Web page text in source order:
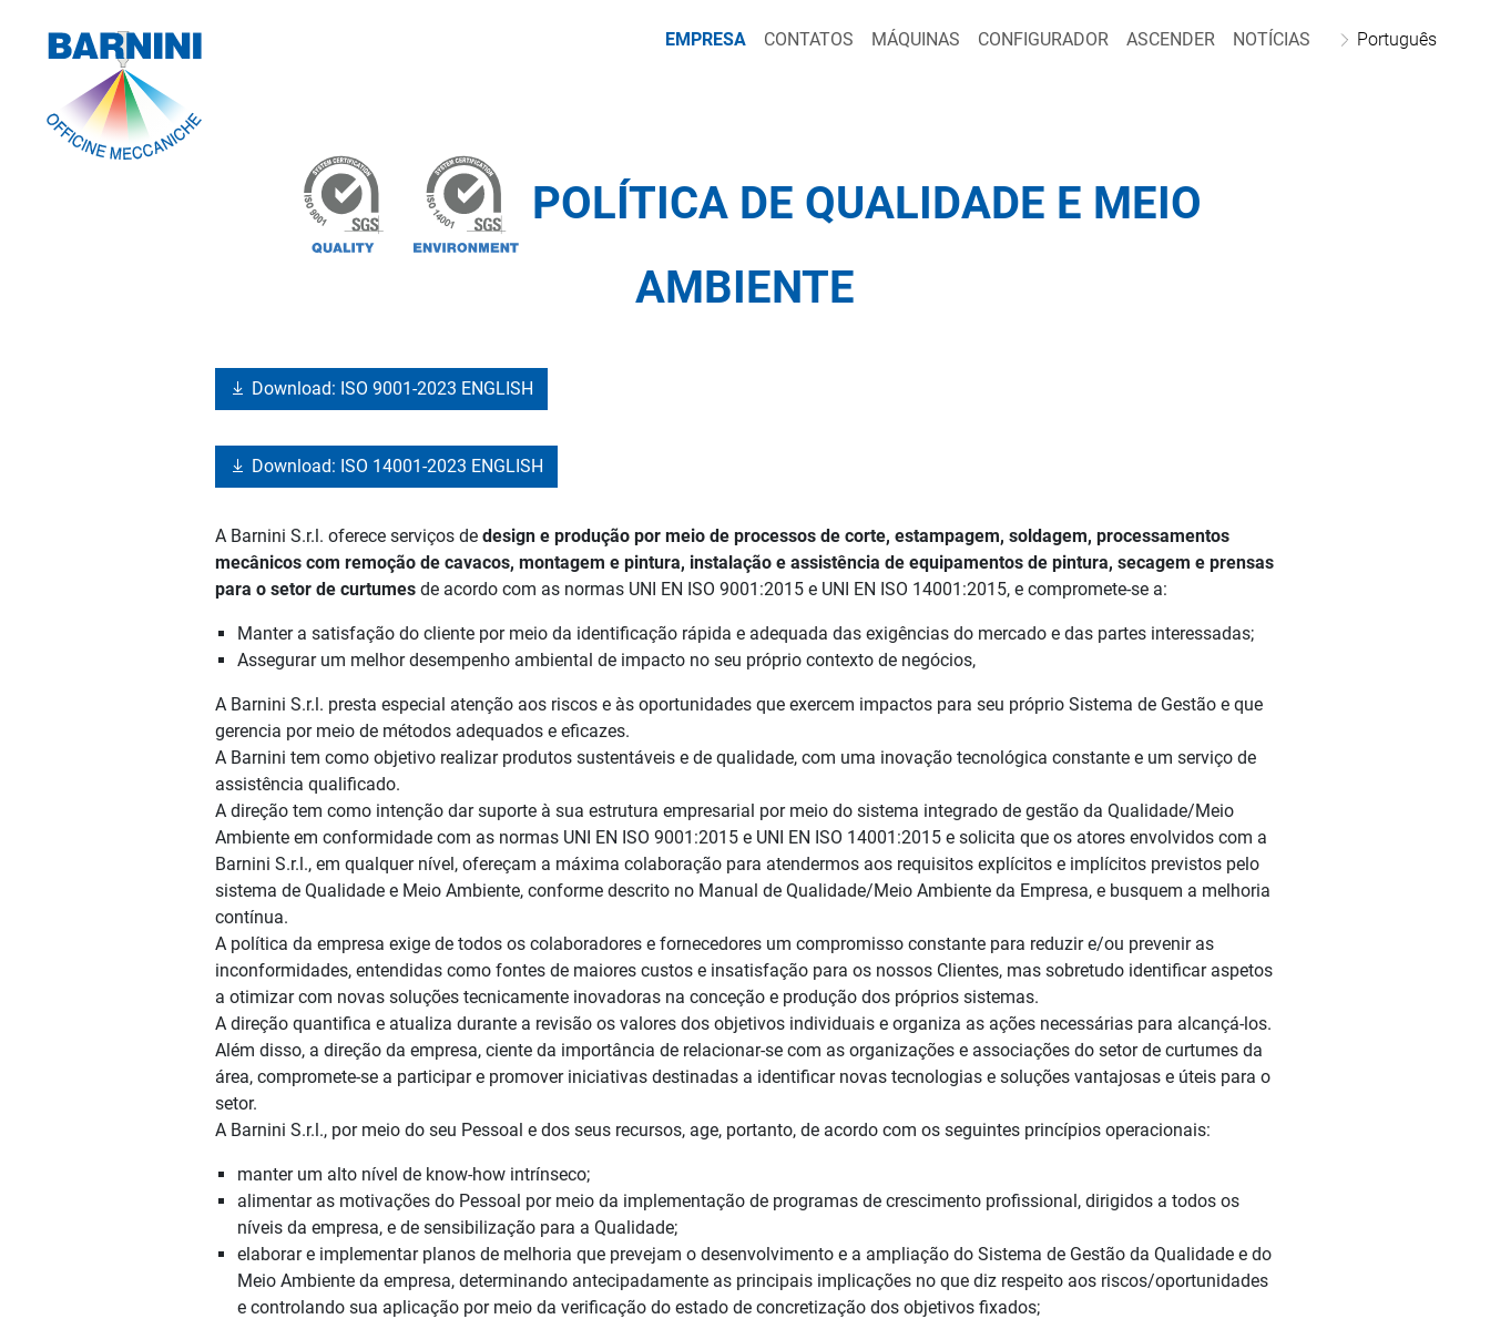
EMPRESA CONTATOS MÁQUINAS CONFIGURADOR ASCENDER NOTÍCIAS Português
POLÍTICA DE QUALIDADE E MEIO
AMBIENTE
Download: ISO 9001-2023 ENGLISH
Download: ISO 14001-2023 ENGLISH
A Barnini S.r.l. oferece serviços de design e produção por meio de processos de corte, estampagem, soldagem, processamentos
mecânicos com remoção de cavacos, montagem e pintura, instalação e assistência de equipamentos de pintura, secagem e prensas
para o setor de curtumes de acordo com as normas UNI EN ISO 9001:2015 e UNI EN ISO 14001:2015, e compromete-se a:
Manter a satisfação do cliente por meio da identificação rápida e adequada das exigências do mercado e das partes interessadas;
Assegurar um melhor desempenho ambiental de impacto no seu próprio contexto de negócios,
A Barnini S.r.l. presta especial atenção aos riscos e às oportunidades que exercem impactos para seu próprio Sistema de Gestão e que
gerencia por meio de métodos adequados e eficazes.
A Barnini tem como objetivo realizar produtos sustentáveis e de qualidade, com uma inovação tecnológica constante e um serviço de
assistência qualificado.
A direção tem como intenção dar suporte à sua estrutura empresarial por meio do sistema integrado de gestão da Qualidade/Meio
Ambiente em conformidade com as normas UNI EN ISO 9001:2015 e UNI EN ISO 14001:2015 e solicita que os atores envolvidos com a
Barnini S.r.l., em qualquer nível, ofereçam a máxima colaboração para atendermos aos requisitos explícitos e implícitos previstos pelo
sistema de Qualidade e Meio Ambiente, conforme descrito no Manual de Qualidade/Meio Ambiente da Empresa, e busquem a melhoria
contínua.
A política da empresa exige de todos os colaboradores e fornecedores um compromisso constante para reduzir e/ou prevenir as
inconformidades, entendidas como fontes de maiores custos e insatisfação para os nossos Clientes, mas sobretudo identificar aspetos
a otimizar com novas soluções tecnicamente inovadoras na conceção e produção dos próprios sistemas.
A direção quantifica e atualiza durante a revisão os valores dos objetivos individuais e organiza as ações necessárias para alcançá-los.
Além disso, a direção da empresa, ciente da importância de relacionar-se com as organizações e associações do setor de curtumes da
área, compromete-se a participar e promover iniciativas destinadas a identificar novas tecnologias e soluções vantajosas e úteis para o
setor.
A Barnini S.r.l., por meio do seu Pessoal e dos seus recursos, age, portanto, de acordo com os seguintes princípios operacionais:
manter um alto nível de know-how intrínseco;
alimentar as motivações do Pessoal por meio da implementação de programas de crescimento profissional, dirigidos a todos os
níveis da empresa, e de sensibilização para a Qualidade;
elaborar e implementar planos de melhoria que prevejam o desenvolvimento e a ampliação do Sistema de Gestão da Qualidade e do
Meio Ambiente da empresa, determinando antecipadamente as principais implicações no que diz respeito aos riscos/oportunidades
e controlando sua aplicação por meio da verificação do estado de concretização dos objetivos fixados;